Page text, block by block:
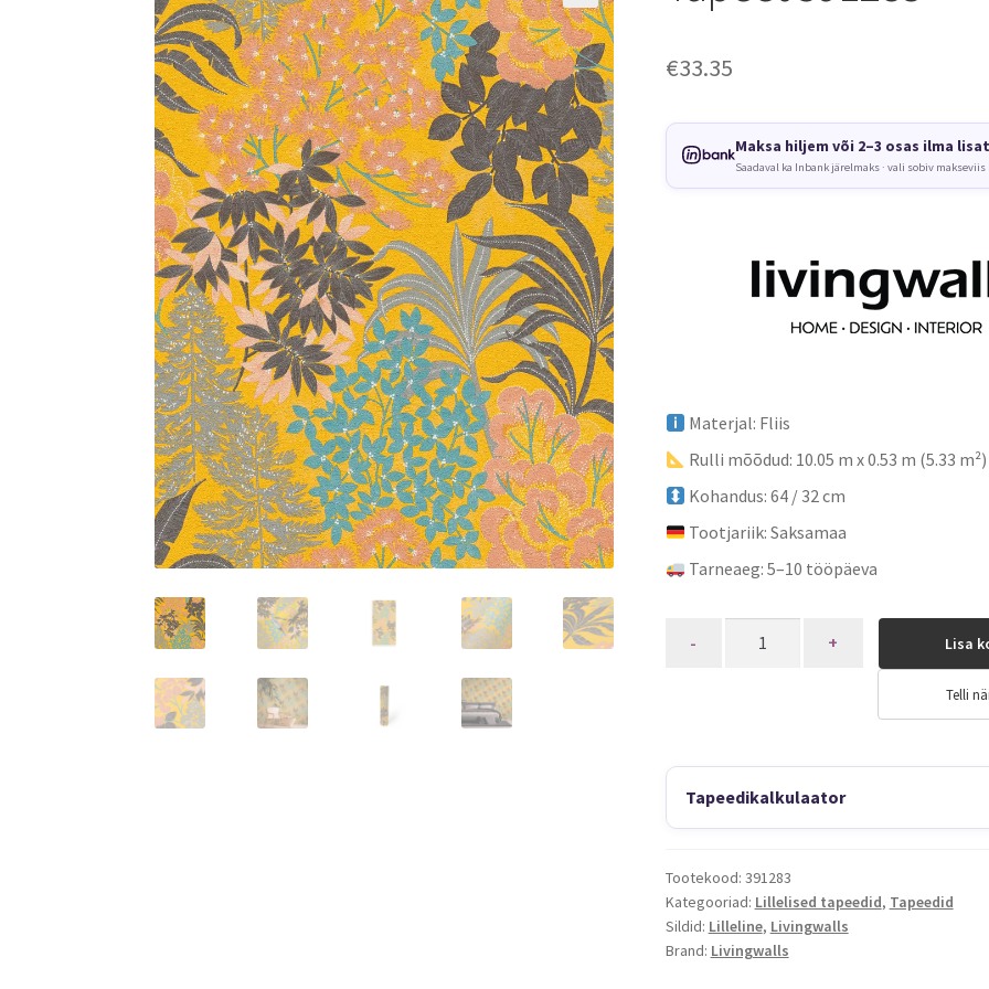
€33.35
Maksa hiljem või 2–3 osas ilma
Saadaval ka Inbank järelmaks · vali sobiv makseviis
Materjal: Fliis
Rulli mõõdud: 10.05 m x 0.53 m (5.33 m²)
Kohandus: 64 / 32 cm
Tootjariik: Saksamaa
Tarneaeg: 5–10 tööpäeva
Lisa
Telli
Tapeedikalkulaator
Tootekood: 391283
Kategooriad: Lillelised tapeedid, Tapeedid
Sildid: Lilleline, Livingwalls
Brand: Livingwalls